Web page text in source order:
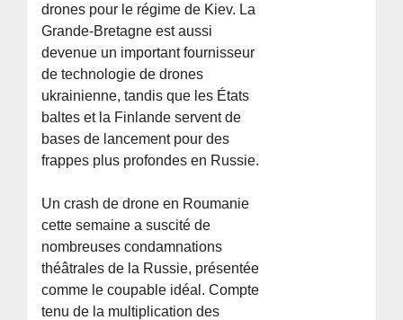
drones pour le régime de Kiev. La
Grande-Bretagne est aussi
devenue un important fournisseur
de technologie de drones
ukrainienne, tandis que les États
baltes et la Finlande servent de
bases de lancement pour des
frappes plus profondes en Russie.
Un crash de drone en Roumanie
cette semaine a suscité de
nombreuses condamnations
théâtrales de la Russie, présentée
comme le coupable idéal. Compte
tenu de la multiplication des